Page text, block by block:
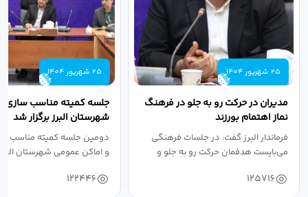
25 شهریور 1404
مدیران در حرکت رو به جلو در فرهنگ
نماز اهتمام بورزند
فرماندار البرز گفت: در جلسات فرهنگی
می‌بایست هدفمان حرکت رو به جلو و
125716
25 شهریور 1404
جلسه کمیته مناسب سازی
شهرستان البرز برگزار شد
دومین جلسه کمیته مناسب
و اماکن عمومی شهرستان
122446